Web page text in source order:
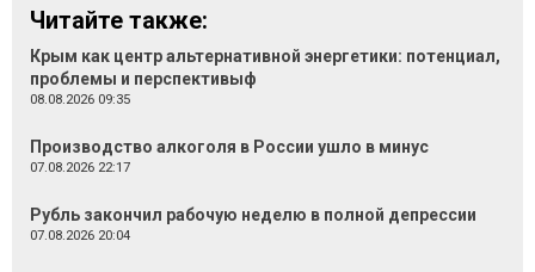
Читайте также:
Крым как центр альтернативной энергетики: потенциал,
проблемы и перспективыф
08.08.2026 09:35
Производство алкоголя в России ушло в минус
07.08.2026 22:17
Рубль закончил рабочую неделю в полной депрессии
07.08.2026 20:04